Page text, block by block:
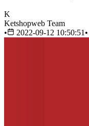
K
Ketshopweb Team
•
2022-09-12 10:50:51 •